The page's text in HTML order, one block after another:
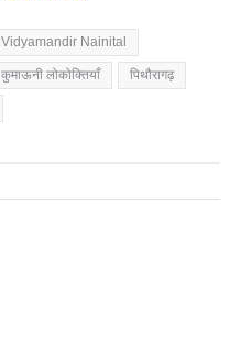
Nainital
कुमाऊनी लोकोक्तियाँ पिथौरागढ़